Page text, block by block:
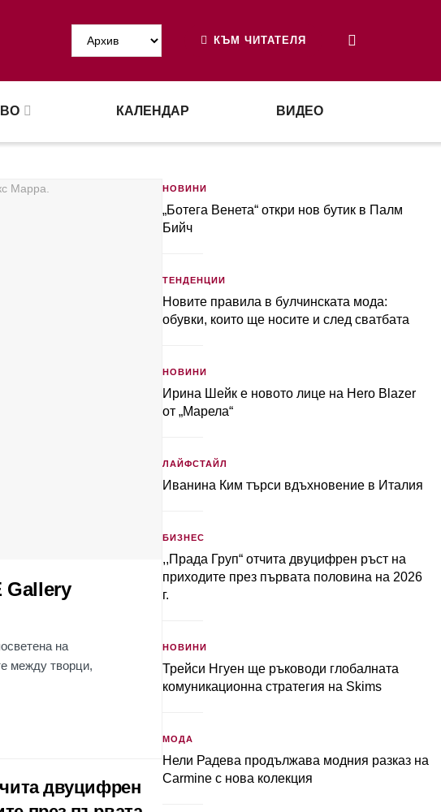
КЪМ ЧИТАТЕЛЯ
КАЛЕНДАР ВИДЕО
Gallery
на
между творци,
двуцифрен
НОВИНИ
„Ботега Венета“ откри нов бутик в Палм
Бийч
ТЕНДЕНЦИИ
Новите правила в булчинската мода:
обувки, които ще носите и след сватбата
НОВИНИ
Ирина Шейк е новото лице на Hero Blazer
от „Марела“
ЛАЙФСТАЙЛ
Иванина Ким търси вдъхновение в Италия
БИЗНЕС
,,Прада Груп“ отчита двуцифрен ръст на
приходите през първата половина на 2026
г.
НОВИНИ
Трейси Нгуен ще ръководи глобалната
комуникационна стратегия на Skims
МОДА
Нели Радева продължава модния разказ на
Carmine с нова колекция